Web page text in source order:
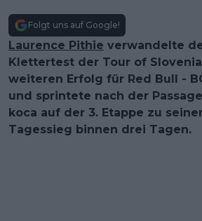
Folgt uns auf Google!
Laurence Pithie verwandelte
Klettertest der Tour of
weiteren Erfolg für Red Bull -
und sprintete nach der
koca auf der 3. Etappe zu
Tagessieg binnen drei Tagen.